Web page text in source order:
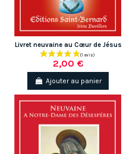
Livret neuvaine au Cœur de Jésus
2,00 €
Ajouter au panier